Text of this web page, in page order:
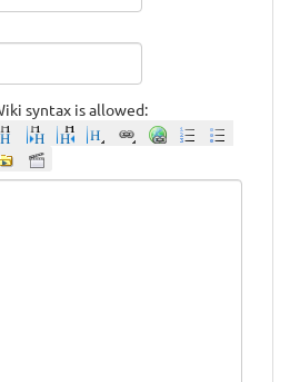
syntax is allowed: